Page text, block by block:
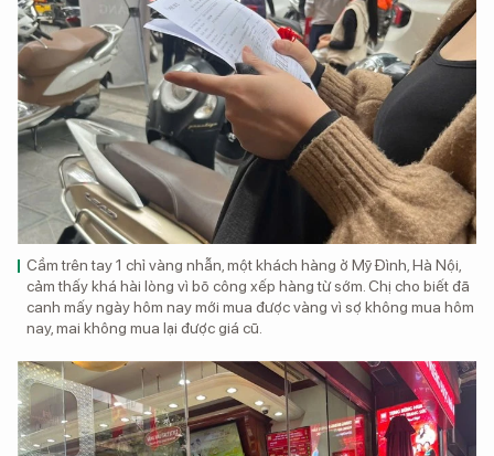
Cầm trên tay 1 chỉ vàng nhẫn, một khách hàng ở Mỹ Đình, Hà Nội,
cảm thấy khá hài lòng vì bõ công xếp hàng từ sớm. Chị cho biết đã
canh mấy ngày hôm nay mới mua được vàng vì sợ không mua hôm
nay, mai không mua lại được giá cũ.